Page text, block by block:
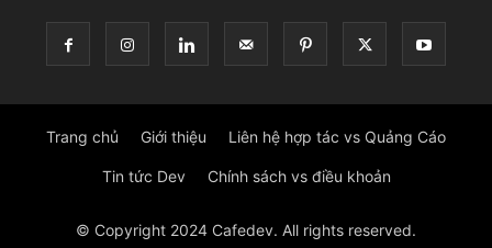
Trang chủ Giới thiệu Liên hệ hợp tác vs Quảng Cáo
Tin tức Dev Chính sách vs điều khoản
© Copyright 2024 Cafedev. All rights reserved.